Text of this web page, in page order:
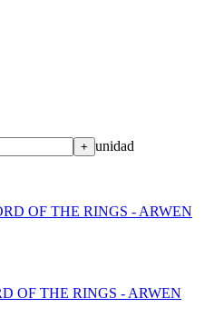
+ unidad
OF THE RINGS - ARWEN